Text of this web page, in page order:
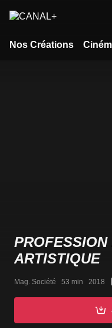
Nos Créations
ARTISTIQUE
Mag. Société   53 min   2018